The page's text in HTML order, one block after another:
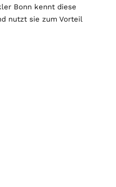
Bonn kennt diese
nutzt sie zum Vorteil